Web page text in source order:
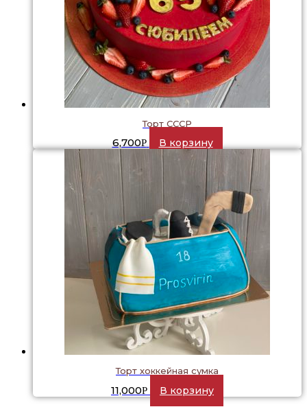
Торт СССР
6,700Р В корзину
Торт хоккейная сумка
11,000Р В корзину